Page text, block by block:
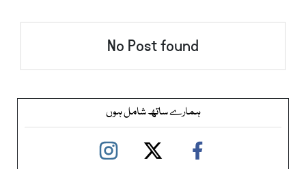
No Post found
ہمارے ساتھ شامل ہوں